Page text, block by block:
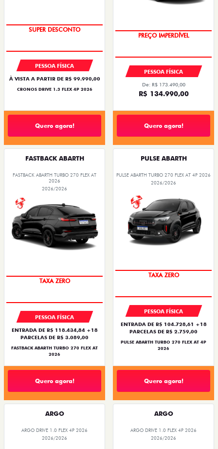
BÔNUS DE ATÉ R$ 14 MIL
PESSOA FÍSICA
À VISTA A PARTIR DE R$ 99.990,00
CRONOS DRIVE 1.3 FLEX 4P 2026
Quero agora!
OPORTUNIDADE
PESSOA FÍSICA
De: R$ 173.490,00
R$ 134.990,00
Quero agora!
FASTBACK ABARTH
FASTBACK ABARTH TURBO 270 FLEX AT
2026
2026/2026
SAIA DE FIAT 0KM
PESSOA FÍSICA
ENTRADA DE R$ 118.434,84 +18
PARCELAS DE R$ 3.089,00
FASTBACK ABARTH TURBO 270 FLEX AT
2026
Quero agora!
PULSE ABARTH
PULSE ABARTH TURBO 270 FLEX AT 4P 2026
2026/2026
SAIA DE FIAT 0KM
PESSOA FÍSICA
ENTRADA DE R$ 104.728,61 +18
PARCELAS DE R$ 2.759,00
PULSE ABARTH TURBO 270 FLEX AT 4P
2026
Quero agora!
ARGO
ARGO DRIVE 1.0 FLEX 4P 2026
2026/2026
ARGO
ARGO DRIVE 1.0 FLEX 4P 2026
2026/2026